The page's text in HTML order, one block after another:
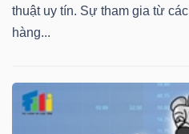
thuật uy tín. Sự tham gia từ
hàng...